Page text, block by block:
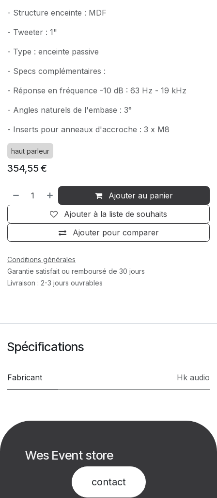
- Structure enceinte : MDF
- Tweeter : 1"
- Type : enceinte passive
- Specs complémentaires :
- Réponse en fréquence -10 dB : 63 Hz - 19 kHz
- Angles naturels de l'embase : 3°
- Inserts pour anneaux d'accroche : 3 x M8
haut parleur
354,55 €
Ajouter au panier
Ajouter pour comparer
Ajouter à la liste de souhaits
Conditions générales
Garantie satisfait ou remboursé de 30 jours
Livraison : 2-3 jours ouvrables
Spécifications
Fabricant Hk audio
Wes Event store
contact​